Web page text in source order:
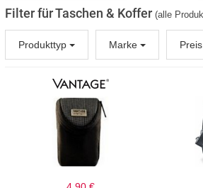
Filter für Taschen & Koffer (alle
Produkttyp Marke Preis